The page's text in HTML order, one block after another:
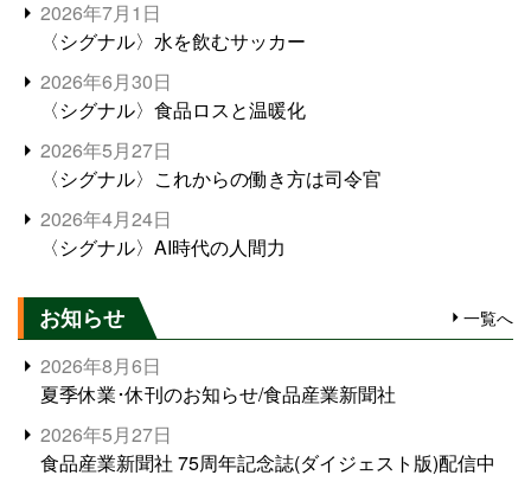
2026年7月1日
〈シグナル〉水を飲むサッカー
2026年6月30日
〈シグナル〉食品ロスと温暖化
2026年5月27日
〈シグナル〉これからの働き方は司令官
2026年4月24日
〈シグナル〉AI時代の人間力
お知らせ 一覧へ
2026年8月6日
夏季休業･休刊のお知らせ/食品産業新聞社
2026年5月27日
食品産業新聞社 75周年記念誌(ダイジェスト版)配信中